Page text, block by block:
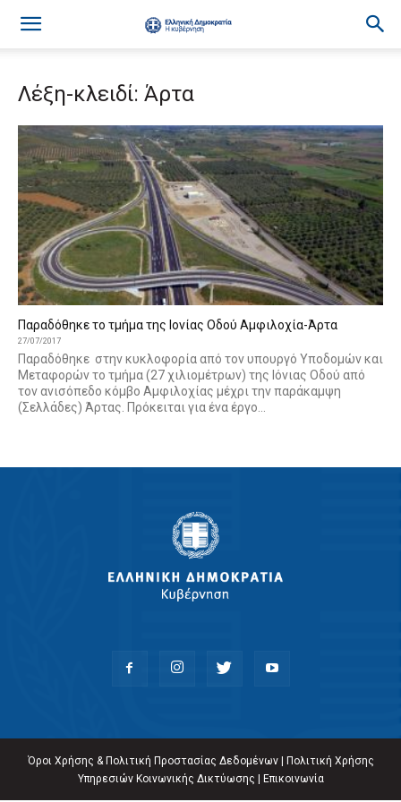
Λέξη-κλειδί: Άρτα
Παραδόθηκε το τμήμα της Ιονίας Οδού Αμφιλοχία-Άρτα
27/07/2017
Παραδόθηκε στην κυκλοφορία από τον υπουργό Υποδομών και
Μεταφορών το τμήμα (27 χιλιομέτρων) της Ιόνιας Οδού από
τον ανισόπεδο κόμβο Αμφιλοχίας μέχρι την παράκαμψη
(Σελλάδες) Άρτας. Πρόκειται για ένα έργο...
Όροι Χρήσης & Πολιτική Προστασίας Δεδομένων| Πολιτική Χρήσης
Υπηρεσιών Κοινωνικής Δικτύωσης | Επικοινωνία